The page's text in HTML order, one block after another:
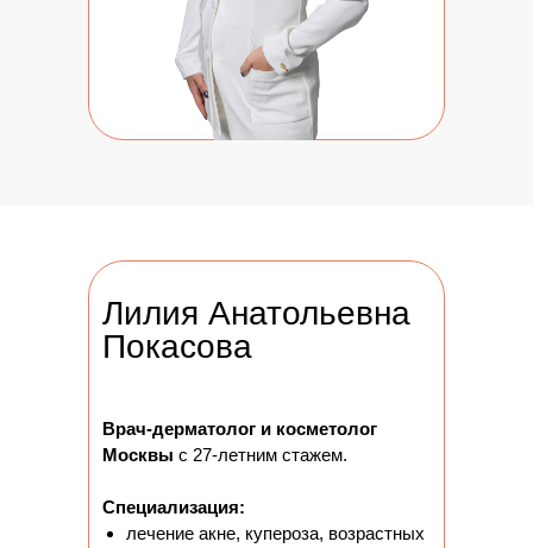
Лилия Анатольевна
Покасова
Врач-дерматолог и косметолог
Москвы с 27-летним стажем.
Специализация:
лечение акне, купероза, возрастных